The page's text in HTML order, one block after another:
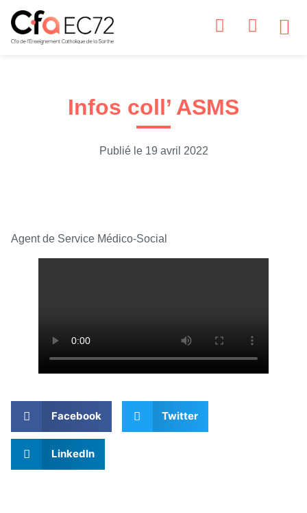
Infos coll’ ASMS
Publié le 19 avril 2022
Agent de Service Médico-Social
Facebook Twitter
LinkedIn